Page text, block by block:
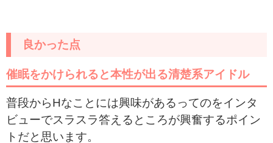
良かった点
催眠をかけられると本性が出る清楚系アイドル
普段からHなことには興味があるってのをインタ
ビューでスラスラ答えるところが興奮するポイン
トだと思います。